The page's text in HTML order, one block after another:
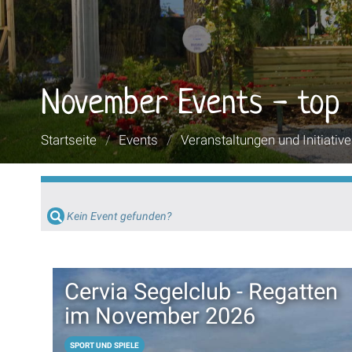
November Events - top
Sie
hier:
Startseite / Events / Veranstaltungen und
Kein Event gefunden?
Cervia Segelclub - Regatten
im November 2026
SPORT UND SPIELE